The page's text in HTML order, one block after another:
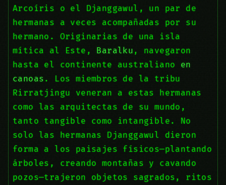
Arcoíris o el Djanggawul, un par de
hermanas a veces acompañadas por su
hermano. Originarias de una isla
mítica al Este, Baralku , navegaron
hasta el continente australiano en
canoas . Los miembros de la tribu
Rirratjingu veneran a estas hermanas
como las arquitectas de su mundo,
tanto tangible como intangible. No
solo las hermanas Djanggawul dieron
forma a los paisajes físicos—plantando
árboles, creando montañas y cavando
pozos—trajeron objetos sagrados, ritos